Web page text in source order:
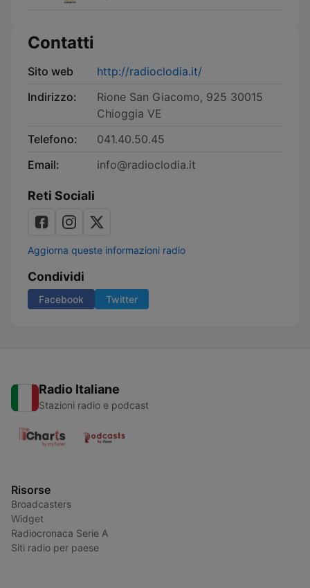
Contatti
Sito web
http://radioclodia.it/
Indirizzo:
Rione San Giacomo, 925 30015
Chioggia VE
Telefono:
041.40.50.45
Email:
info@radioclodia.it
Reti Sociali
Aggiorna queste informazioni radio
Condividi
Facebook Twitter
Radio Italiane
Stazioni radio e podcast
Risorse
Broadcasters
Widget
Radiocronaca Serie A
Siti radio per paese